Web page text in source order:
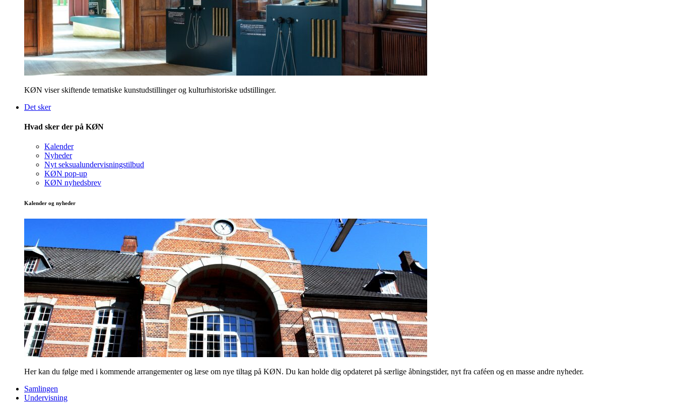
KØN viser skiftende tematiske kunstudstillinger og kulturhistoriske udstillinger.
Det sker
Hvad sker der på KØN
Kalender
Nyheder
Nyt seksualundervisningstilbud
KØN pop-up
KØN nyhedsbrev
Kalender og nyheder
Her kan du følge med i kommende arrangementer og læse om nye tiltag på KØN. Du kan holde dig opdateret på særlige åbningstider, nyt fra caféen og en masse andre nyheder.
Samlingen
Undervisning